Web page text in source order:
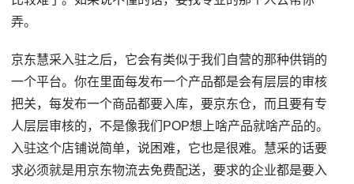
弄。
京东慧采入驻之后，它会有类似于我们自营的那种供销的
一个平台。你在里面每发布一个产品都是会有层层的审核
把关，每发布一个商品都要入库，要京东仓，而且要有专
人层层审核的，不是像我们POP想上啥产品就啥产品的。
入驻这个店铺说简单，说困难，它也是很难。慧采的话要
求必须就是用京东物流去免费配送，要求的企业都是要入